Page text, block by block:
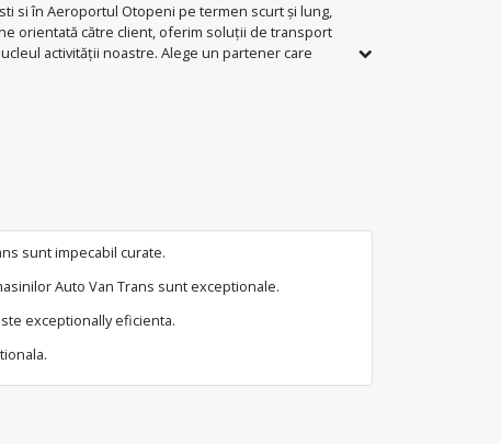
si în Aeroportul Otopeni pe termen scurt și lung,
orientată către client, oferim soluții de transport
activității noastre. Alege un partener care
sunt impecabil curate.
Auto Van Trans sunt exceptionale.
exceptionally eficienta.